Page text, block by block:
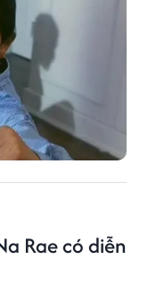
Rae có diễn